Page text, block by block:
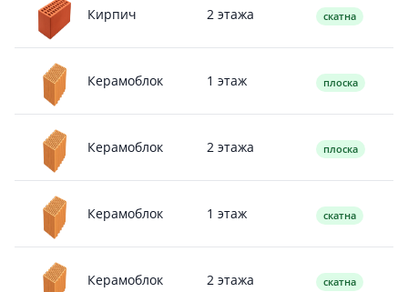
Кирпич 2 этажа скатна
Керамоблок 1 этаж плоска
Керамоблок 2 этажа плоска
Керамоблок 1 этаж скатна
Керамоблок 2 этажа скатна